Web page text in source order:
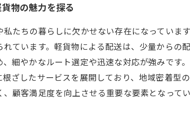
物の魅力を探る
たちの暮らしに欠かせない存在になってい
ています。軽貨物による配送は、少量から
細やかなルート選定や迅速な対応が強みです
ざしたサービスを展開しており、地域密着
顧客満足度を向上させる重要な要素となってい